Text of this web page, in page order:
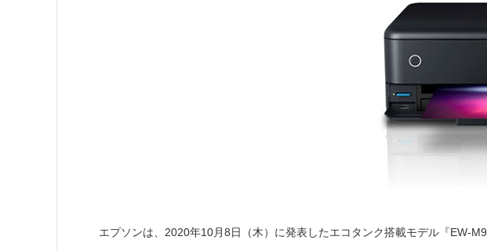
エプソンは、2020年10月8日（木）に発表したエコタンク搭載モデル『EW-